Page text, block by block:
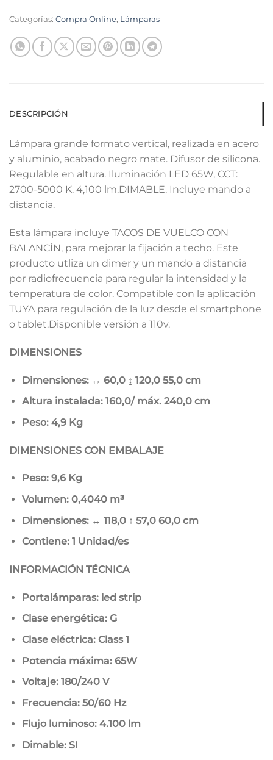
Categorías: Compra Online, Lámparas
DESCRIPCIÓN
Lámpara grande formato vertical, realizada en acero
y aluminio, acabado negro mate. Difusor de silicona.
Regulable en altura. Iluminación LED 65W, CCT:
2700-5000 K. 4,100 lm.DIMABLE. Incluye mando a
distancia.
Esta lámpara incluye TACOS DE VUELCO CON
BALANCÍN, para mejorar la fijación a techo. Este
producto utliza un dimer y un mando a distancia
por radiofrecuencia para regular la intensidad y la
temperatura de color. Compatible con la aplicación
TUYA para regulación de la luz desde el smartphone
o tablet.Disponible versión a 110v.
DIMENSIONES
Dimensiones: ↔ 60,0 ↨ 120,0 55,0 cm
Altura instalada: 160,0/ máx. 240,0 cm
Peso: 4,9 Kg
DIMENSIONES CON EMBALAJE
Peso: 9,6 Kg
Volumen: 0,4040 m³
Dimensiones: ↔ 118,0 ↨ 57,0 60,0 cm
Contiene: 1 Unidad/es
INFORMACIÓN TÉCNICA
Portalámparas: led strip
Clase energética: G
Clase eléctrica: Class 1
Potencia máxima: 65W
Voltaje: 180/240 V
Frecuencia: 50/60 Hz
Flujo luminoso: 4.100 lm
Dimable: SI